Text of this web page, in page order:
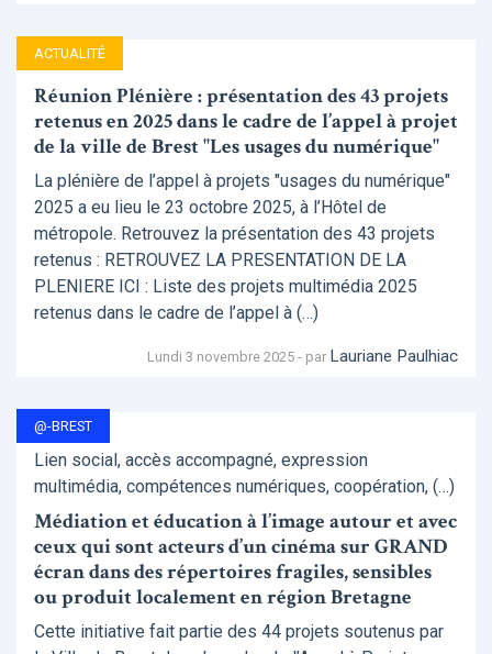
ACTUALITÉ
Réunion Plénière : présentation des 43 projets
retenus en 2025 dans le cadre de l’appel à projet
de la ville de Brest "Les usages du numérique"
La plénière de l’appel à projets "usages du numérique"
2025 a eu lieu le 23 octobre 2025, à l’Hôtel de
métropole. Retrouvez la présentation des 43 projets
retenus : RETROUVEZ LA PRESENTATION DE LA
PLENIERE ICI : Liste des projets multimédia 2025
retenus dans le cadre de l’appel à (…)
Lundi 3 novembre 2025 - par Lauriane Paulhiac
@-BREST
Lien social, accès accompagné, expression
multimédia, compétences numériques, coopération, (…)
Médiation et éducation à l’image autour et avec
ceux qui sont acteurs d’un cinéma sur GRAND
écran dans des répertoires fragiles, sensibles
ou produit localement en région Bretagne
Cette initiative fait partie des 44 projets soutenus par